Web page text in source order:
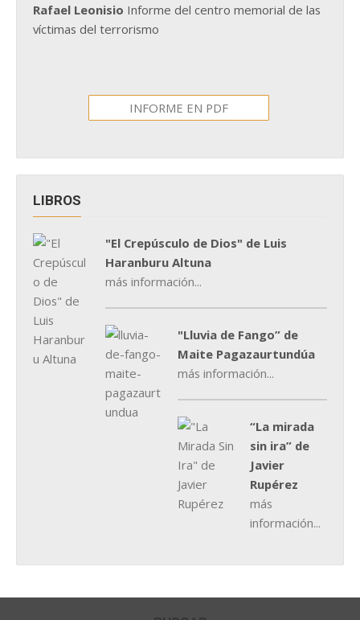
Rafael Leonisio Informe del centro memorial de las
víctimas del terrorismo
INFORME EN PDF
LIBROS
"El Crepúsculo de Dios" de Luis
Haranburu Altuna
más información...
"Lluvia de Fango” de
Maite Pagazaurtundúa
más información...
“La mirada
sin ira” de
Javier
Rupérez
más
información...